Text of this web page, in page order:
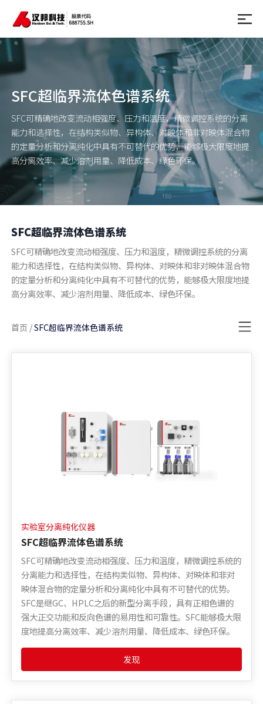
SFC超临界流体色谱系统
SFC可精确地改变流动相强度、压力和温度，精微调控系统的分离
能力和选择性，在结构类似物、异构体、对映体和非对映体混合物
的定量分析和分离纯化中具有不可替代的优势，能够极大限度地提
高分离效率、减少溶剂用量、降低成本、绿色环保。
SFC超临界流体色谱系统
SFC可精确地改变流动相强度、压力和温度，精微调控系统的分离
能力和选择性，在结构类似物、异构体、对映体和非对映体混合物
的定量分析和分离纯化中具有不可替代的优势，能够极大限度地提
高分离效率、减少溶剂用量、降低成本、绿色环保。
首页 /SFC超临界流体色谱系统
实验室分离纯化仪器
SFC超临界流体色谱系统
SFC可精确地改变流动相强度、压力和温度，精微调控系统的
分离能力和选择性，在结构类似物、异构体、对映体和非对
映体混合物的定量分析和分离纯化中具有不可替代的优势。
SFC是继GC、HPLC之后的新型分离手段，具有正相色谱的
强大正交功能和反向色谱的易用性和可靠性。SFC能够极大限
度地提高分离效率、减少溶剂用量、降低成本、绿色环保。
发现